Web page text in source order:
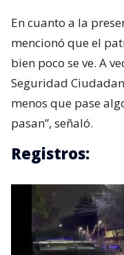
En cuanto a la
mencionó que el
bien poco se ve. A
Seguridad
menos que pase
pasan”, señaló.
Registros: